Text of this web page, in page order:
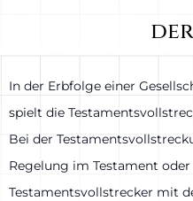
In der Erbfolge einer
spielt die
Bei der
Regelung im Testament
Testamentsvollstrecker mit